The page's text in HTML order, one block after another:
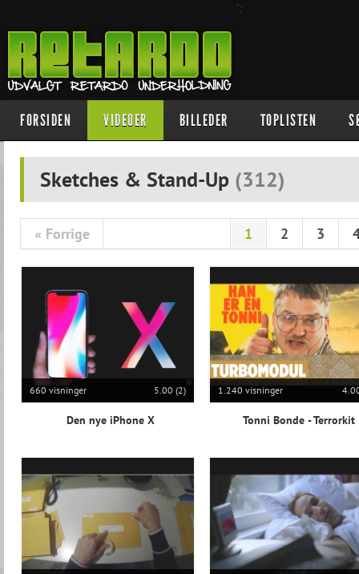
";
FORSIDEN VIDEOER BILLEDER TOPLISTEN
Sketches & Stand-Up (312)
« Forrige 1 2 3
660 visninger 5.00 (2)
Den nye iPhone X
1.240 visninger
Tonni Bonde - Terrorkit